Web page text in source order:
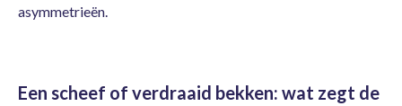
asymmetrieën.
Een scheef of verdraaid bekken: wat zegt de